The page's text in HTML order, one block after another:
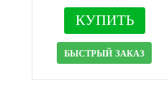
КУПИТЬ
БЫСТРЫЙ ЗАКАЗ